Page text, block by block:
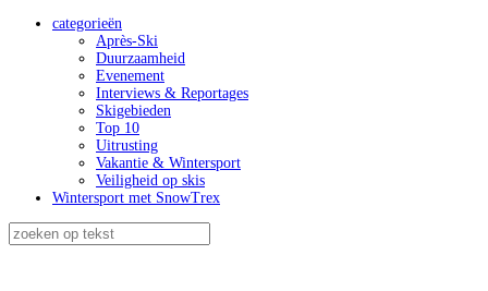
categorieën
Après-Ski
Duurzaamheid
Evenement
Interviews & Reportages
Skigebieden
Top 10
Uitrusting
Vakantie & Wintersport
Veiligheid op skis
Wintersport met SnowTrex